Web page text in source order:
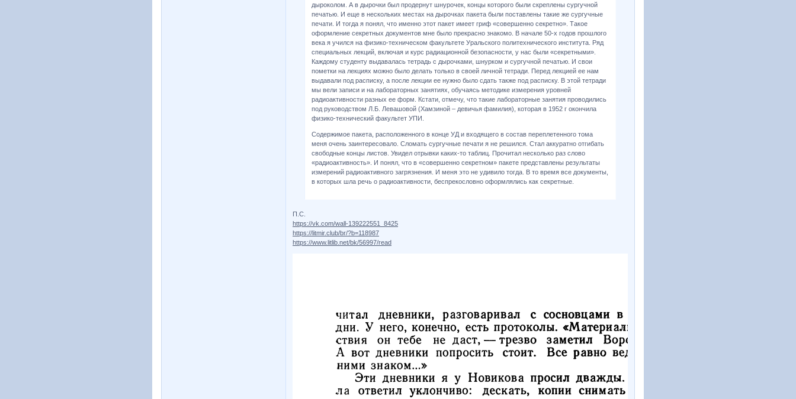
дыроколом. А в дырочки был продернут шнурочек, концы которого были скреплены сургучной
печатью. И еще в нескольких местах на дырочках пакета были поставлены такие же сургучные
печати. И тогда я понял, что именно этот пакет имеет гриф «совершенно секретно». Такое
оформление секретных документов мне было прекрасно знакомо. В начале 50-х годов прошлого
века я учился на физико-техническом факультете Уральского политехнического института. Ряд
специальных лекций, включая и курс радиационной безопасности, у нас были «секретными».
Каждому студенту выдавалась тетрадь с дырочками, шнурком и сургучной печатью. И свои
пометки на лекциях можно было делать только в своей личной тетради. Перед лекцией ее нам
выдавали под расписку, а после лекции ее нужно было сдать также под расписку. В этой тетради
мы вели записи и на лабораторных занятиях, обучаясь методике измерения уровней
радиоактивности разных ее форм. Кстати, отмечу, что такие лабораторные занятия проводились
под руководством Л.Б. Левашовой (Хамзиной – девичья фамилия), которая в 1952 г окончила
физико-технический факультет УПИ.
Содержимое пакета, расположенного в конце УД и входящего в состав переплетенного тома
меня очень заинтересовало. Сломать сургучные печати я не решился. Стал аккуратно отгибать
свободные концы листов. Увидел отрывки каких-то таблиц. Прочитал несколько раз слово
«радиоактивность». И понял, что в «совершенно секретном» пакете представлены результаты
измерений радиоактивного загрязнения. И меня это не удивило тогда. В то время все документы,
в которых шла речь о радиоактивности, беспрекословно оформлялись как секретные.
П.С.
https://vk.com/wall-139222551_8425
https://litmir.club/br/?b=118987
https://www.litlib.net/bk/56997/read